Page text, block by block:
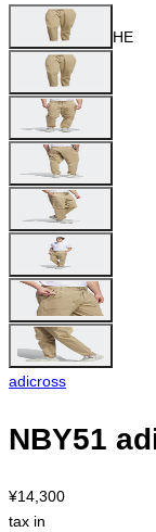
HE
adicross
NBY51
¥14,300
tax in